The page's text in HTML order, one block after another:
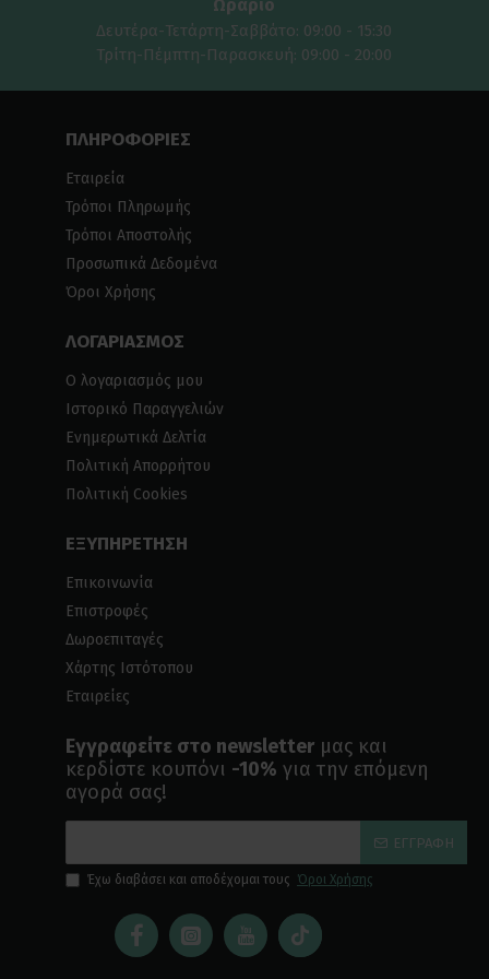
Ωράριο
Δευτέρα-Τετάρτη-Σαββάτο: 09:00 - 15:30
Τρίτη-Πέμπτη-Παρασκευή: 09:00 - 20:00
ΠΛΗΡΟΦΟΡΙΕΣ
Εταιρεία
Τρόποι Πληρωμής
Τρόποι Αποστολής
Προσωπικά Δεδομένα
Όροι Χρήσης
ΛΟΓΑΡΙΑΣΜΟΣ
Ο λογαριασμός μου
Ιστορικό Παραγγελιών
Ενημερωτικά Δελτία
Πολιτική Απορρήτου
Πολιτική Cookies
ΕΞΥΠΗΡΕΤΗΣΗ
Επικοινωνία
Επιστροφές
Δωροεπιταγές
Χάρτης Ιστότοπου
Εταιρείες
Εγγραφείτε στο newsletter μας και
κερδίστε κουπόνι -10% για την επόμενη
αγορά σας!
ΕΓΓΡΑΦΉ
Έχω διαβάσει και αποδέχομαι τους Όροι Χρήσης